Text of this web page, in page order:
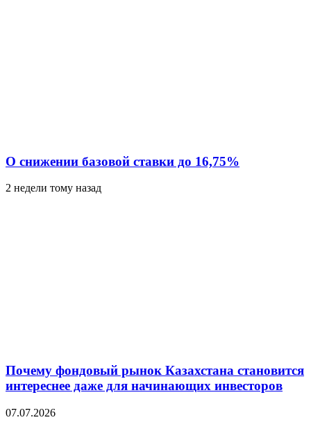
О снижении базовой ставки до 16,75%
2 недели тому назад
Почему фондовый рынок Казахстана становится
интереснее даже для начинающих инвесторов
07.07.2026